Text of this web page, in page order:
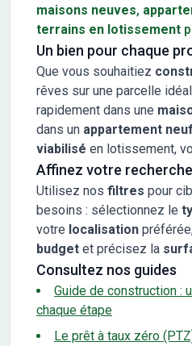
maisons neuves,
terrains en lotissement
Un bien pour chaque
Que vous souhaitiez
rêves sur une parcelle
rapidement dans une
dans un appartement neuf
viabilisé en lotissement,
Affinez votre recherche
Utilisez nos filtres pour
besoins : sélectionnez le
votre localisation
budget et précisez la
Consultez nos guides
Guide de construction :
chaque étape
Le prêt à taux zéro